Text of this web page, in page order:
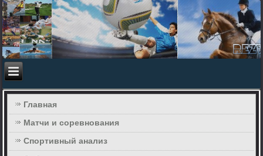
Главная
Матчи и соревнования
Спортивный анализ